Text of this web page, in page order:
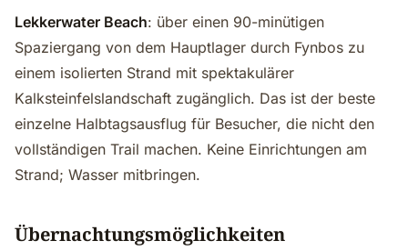
Lekkerwater Beach: über einen 90-minütigen
Spaziergang von dem Hauptlager durch Fynbos zu
einem isolierten Strand mit spektakulärer
Kalksteinfelslandschaft zugänglich. Das ist der beste
einzelne Halbtagsausflug für Besucher, die nicht den
vollständigen Trail machen. Keine Einrichtungen am
Strand; Wasser mitbringen.
Übernachtungsmöglichkeiten